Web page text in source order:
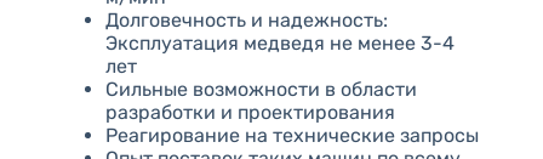
Долговечность и надежность:
Эксплуатация медведя не менее 3-4
лет
Сильные возможности в области
разработки и проектирования
Реагирование на технические запросы